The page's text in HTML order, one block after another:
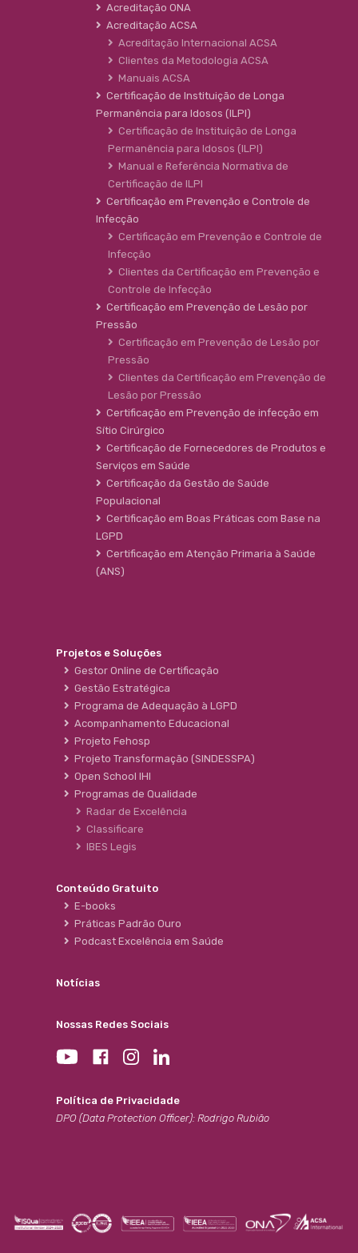
Acreditação ONA
Acreditação ACSA
Acreditação Internacional ACSA
Clientes da Metodologia ACSA
Manuais ACSA
Certificação de Instituição de Longa
Permanência para Idosos (ILPI)
Certificação de Instituição de Longa
Permanência para Idosos (ILPI)
Manual e Referência Normativa de
Certificação de ILPI
Certificação em Prevenção e Controle de
Infecção
Certificação em Prevenção e Controle de
Infecção
Clientes da Certificação em Prevenção e
Controle de Infecção
Certificação em Prevenção de Lesão por
Pressão
Certificação em Prevenção de Lesão por
Pressão
Clientes da Certificação em Prevenção de
Lesão por Pressão
Certificação em Prevenção de infecção em
Sítio Cirúrgico
Certificação de Fornecedores de Produtos e
Serviços em Saúde
Certificação da Gestão de Saúde
Populacional
Certificação em Boas Práticas com Base na
LGPD
Certificação em Atenção Primaria à Saúde
(ANS)
Projetos e Soluções
Gestor Online de Certificação
Gestão Estratégica
Programa de Adequação à LGPD
Acompanhamento Educacional
Projeto Fehosp
Projeto Transformação (SINDESSPA)
Open School IHI
Programas de Qualidade
Radar de Excelência
Classificare
IBES Legis
Conteúdo Gratuito
E-books
Práticas Padrão Ouro
Podcast Excelência em Saúde
Notícias
Nossas Redes Sociais
Política de Privacidade
DPO (Data Protection Officer): Rodrigo Rubião